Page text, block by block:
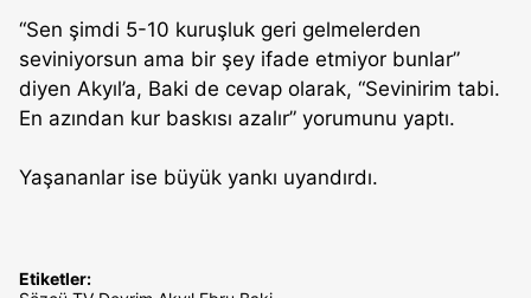
“Sen şimdi 5-10 kuruşluk geri gelmelerden
seviniyorsun ama bir şey ifade etmiyor bunlar”
diyen Akyıl’a, Baki de cevap olarak, “Sevinirim tabi.
En azından kur baskısı azalır” yorumunu yaptı.
Yaşananlar ise büyük yankı uyandırdı.
Etiketler: